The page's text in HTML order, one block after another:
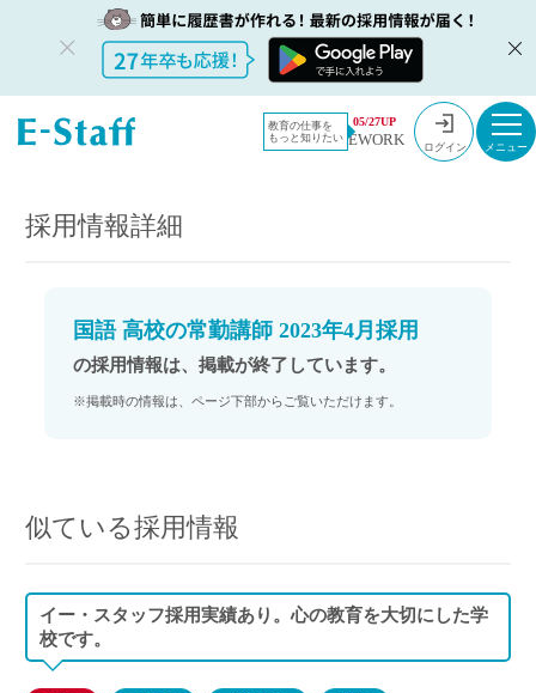
教育の仕事を
もっと知りたい
05/27UP
EWORK ログイン
教員採用情
報のイー・
採用情報
国語 高校の常勤講師 2023年4月採用
採用情報詳細
国語 高校の常勤講師 2023年4月採用
の採用情報は、掲載が終了しています。
※掲載時の情報は、ページ下部からご覧いただけます。
似ている採用情報
イー・スタッフ採用実績あり。心の教育を大切にした学
校です。